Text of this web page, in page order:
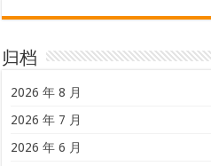
归档
2026 年 8 月
2026 年 7 月
2026 年 6 月